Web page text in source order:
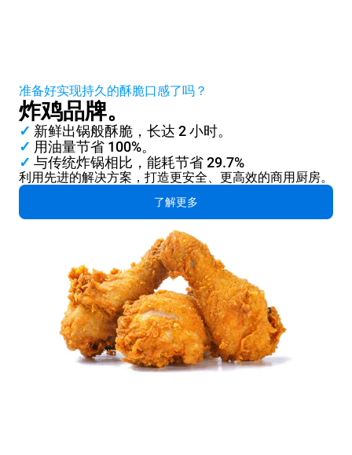
准备好实现持久的酥脆口感了吗？
炸鸡品牌。
✓ 新鲜出锅般酥脆，长达 2 小时。
✓ 用油量节省 100%。
✓ 与传统炸锅相比，能耗节省 29.7%
利用先进的解决方案，打造更安全、更高效的商用厨房。
了解更多